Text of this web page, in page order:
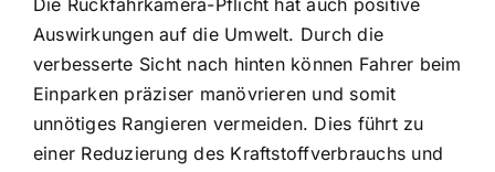
Auswirkungen auf die Umwelt. Durch die
verbesserte Sicht nach hinten können Fahrer beim
Einparken präziser manövrieren und somit
unnötiges Rangieren vermeiden. Dies führt zu
einer Reduzierung des Kraftstoffverbrauchs und